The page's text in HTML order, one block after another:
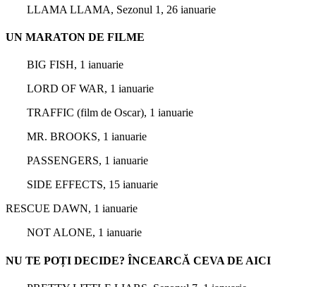
LLAMA LLAMA, Sezonul 1, 26 ianuarie
UN MARATON DE FILME
BIG FISH, 1 ianuarie
LORD OF WAR, 1 ianuarie
TRAFFIC (film de Oscar), 1 ianuarie
MR. BROOKS, 1 ianuarie
PASSENGERS, 1 ianuarie
SIDE EFFECTS, 15 ianuarie
RESCUE DAWN, 1 ianuarie
NOT ALONE, 1 ianuarie
NU TE POȚI DECIDE? ÎNCEARCĂ CEVA DE AICI